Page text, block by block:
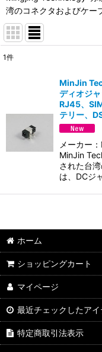
湾のコネクタおよびケー
1件
MinJin
ディオジャ
RJ45、
テリー、
メーカー
MinJin
された台
は、DCジ
ホーム
ショッピングカート
マイページ
最近チェックしたアイ
特定商取引法表示